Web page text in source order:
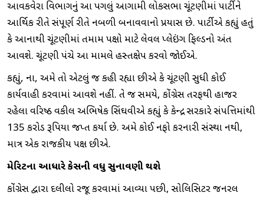
આવકવેરા વિભાગનું આ પગલું આગામી લોકસભા ચૂંટણીમાં પાર્ટીને
આર્થિક રીતે સંપૂર્ણ રીતે નબળી બનાવવાનો પ્રયાસ છે. પાર્ટીએ કહ્યું હતું
કે આનાથી ચૂંટણીમાં તમામ પક્ષો માટે લેવલ પ્લેઇંગ ફિલ્ડનો અંત
આવશે. ચૂંટણી પંચે આ મામલે હસ્તક્ષેપ કરવો જોઈએ.
કહ્યું, ના, અમે તો એટલું જ કહી રહ્યા છીએ કે ચૂંટણી સુધી કોઈ
કાર્યવાહી કરવામાં આવશે નહીં. તે જ સમયે, કોંગ્રેસ તરફથી હાજર
રહેલા વરિષ્ઠ વકીલ અભિષેક સિંઘવીએ કહ્યું કે કેન્દ્ર સરકારે સંપત્તિમાંથી
135 કરોડ રૂપિયા જપ્ત કર્યા છે. અમે કોઈ નફો કરનારી સંસ્થા નથી,
માત્ર એક રાજકીય પક્ષ છીએ.
મેરિટના આધારે કેસની વધુ સુનાવણી થશે
કોંગ્રેસ દ્વારા દલીલો રજૂ કરવામાં આવ્યા પછી, સોલિસિટર જનરલ